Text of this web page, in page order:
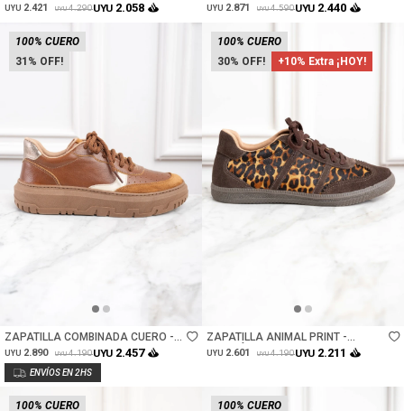
UYU 2.421 UYU 4.290UYU 2.058 UYU 2.871 UYU 4.590UYU 2.440
31
100% CUERO
ZAPATILLA COMBINADA CUERO -
MARRON
UYU 2.890 UYU 4.190UYU 2.457
30 +10% Extra ¡HOY!
100% CUERO
ZAPATILLA ANIMAL PRINT -
MARRÓN
UYU 2.601 UYU 4.190UYU 2.211
100% CUERO 100% CUERO